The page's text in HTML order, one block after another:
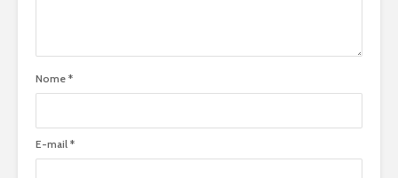
Nome *
E-mail *